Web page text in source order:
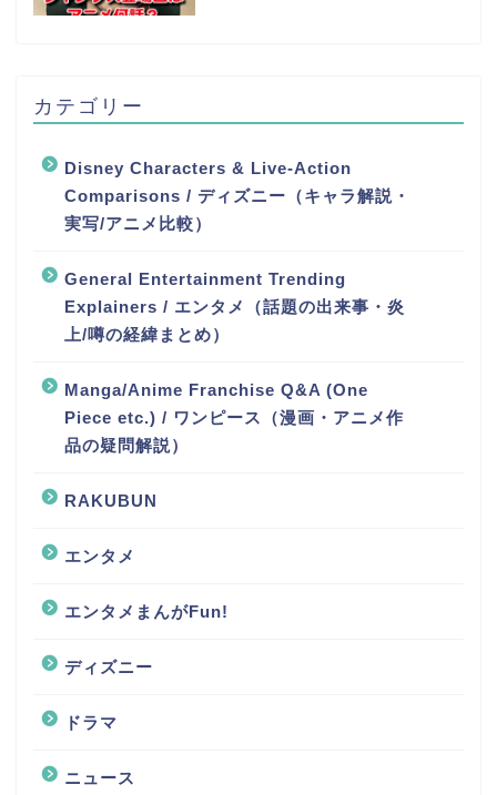
カテゴリー
Disney Characters & Live-Action
Comparisons / ディズニー（キャラ解説・
実写/アニメ比較）
General Entertainment Trending
Explainers / エンタメ（話題の出来事・炎
上/噂の経緯まとめ）
Manga/Anime Franchise Q&A (One
Piece etc.) / ワンピース（漫画・アニメ作
品の疑問解説）
RAKUBUN
エンタメ
エンタメまんがFun!
ディズニー
ドラマ
ニュース